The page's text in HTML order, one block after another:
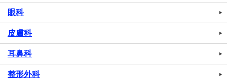
眼科
皮膚科
耳鼻科
整形外科